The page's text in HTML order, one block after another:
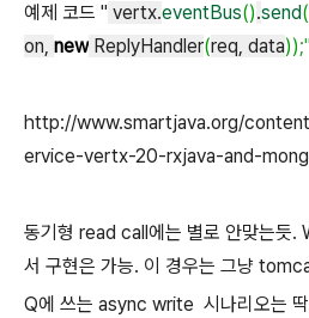
예제 코드 " vertx.eventBus().send(
on, new ReplyHandler(req, data));"
http://www.smartjava.org/
ervice-vertx-20-rxjava-and-
동기형 read call에는 별로 안맞는듯
서 구현은 가능. 이 경우는 그냥
Q에 쓰는 async write 시나리오는